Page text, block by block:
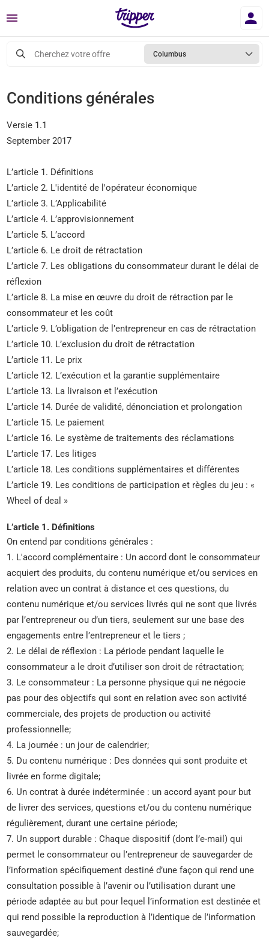
Menu
Cherchez votre offre Columbus
Conditions générales
Versie 1.1
September 2017
L’article 1. Définitions
L’article 2. L'identité de l'opérateur économique
L’article 3. L’Applicabilité
L’article 4. L’approvisionnement
L’article 5. L’accord
L’article 6. Le droit de rétractation
L’article 7. Les obligations du consommateur durant le délai de
réflexion
L’article 8. La mise en œuvre du droit de rétraction par le
consommateur et les coût
L’article 9. L’obligation de l’entrepreneur en cas de rétractation
L’article 10. L’exclusion du droit de rétractation
L’article 11. Le prix
L’article 12. L’exécution et la garantie supplémentaire
L’article 13. La livraison et l’exécution
L’article 14. Durée de validité, dénonciation et prolongation
L’article 15. Le paiement
L’article 16. Le système de traitements des réclamations
L’article 17. Les litiges
L’article 18. Les conditions supplémentaires et différentes
L’article 19. Les conditions de participation et règles du jeu : «
Wheel of deal »
L’article 1. Définitions
On entend par conditions générales :
1. L'accord complémentaire : Un accord dont le consommateur
acquiert des produits, du contenu numérique et/ou services en
relation avec un contrat à distance et ces questions, du
contenu numérique et/ou services livrés qui ne sont que livrés
par l’entrepreneur ou d’un tiers, seulement sur une base des
engagements entre l’entrepreneur et le tiers ;
2. Le délai de réflexion : La période pendant laquelle le
consommateur a le droit d’utiliser son droit de rétractation;
3. Le consommateur : La personne physique qui ne négocie
pas pour des objectifs qui sont en relation avec son activité
commerciale, des projets de production ou activité
professionnelle;
4. La journée : un jour de calendrier;
5. Du contenu numérique : Des données qui sont produite et
livrée en forme digitale;
6. Un contrat à durée indéterminée : un accord ayant pour but
de livrer des services, questions et/ou du contenu numérique
régulièrement, durant une certaine période;
7. Un support durable : Chaque dispositif (dont l’e-mail) qui
permet le consommateur ou l’entrepreneur de sauvegarder de
l’information spécifiquement destiné d’une façon qui rend une
consultation possible à l’avenir ou l’utilisation durant une
période adaptée au but pour lequel l’information est destinée et
qui rend possible la reproduction à l’identique de l’information
sauvegardée;